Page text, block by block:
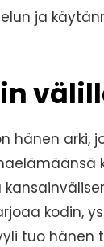
ja
hänen arki,
kodin,
tuo hänen